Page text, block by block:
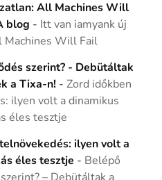
All Machines Will
blog - Itt van iamyank új
Machines Will Fail
szerint? - Debütáltak
a Tixa-n! -Zord időkben
ilyen volt a dinamikus
éles tesztje
ilyen volt a
éles tesztje - Belépő